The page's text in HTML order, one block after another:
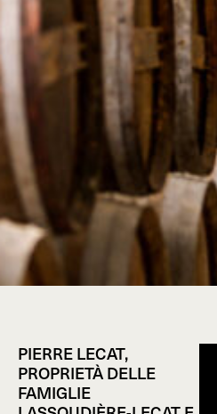
PIERRE LECAT,
PROPRIETÀ DELLE
FAMIGLIE